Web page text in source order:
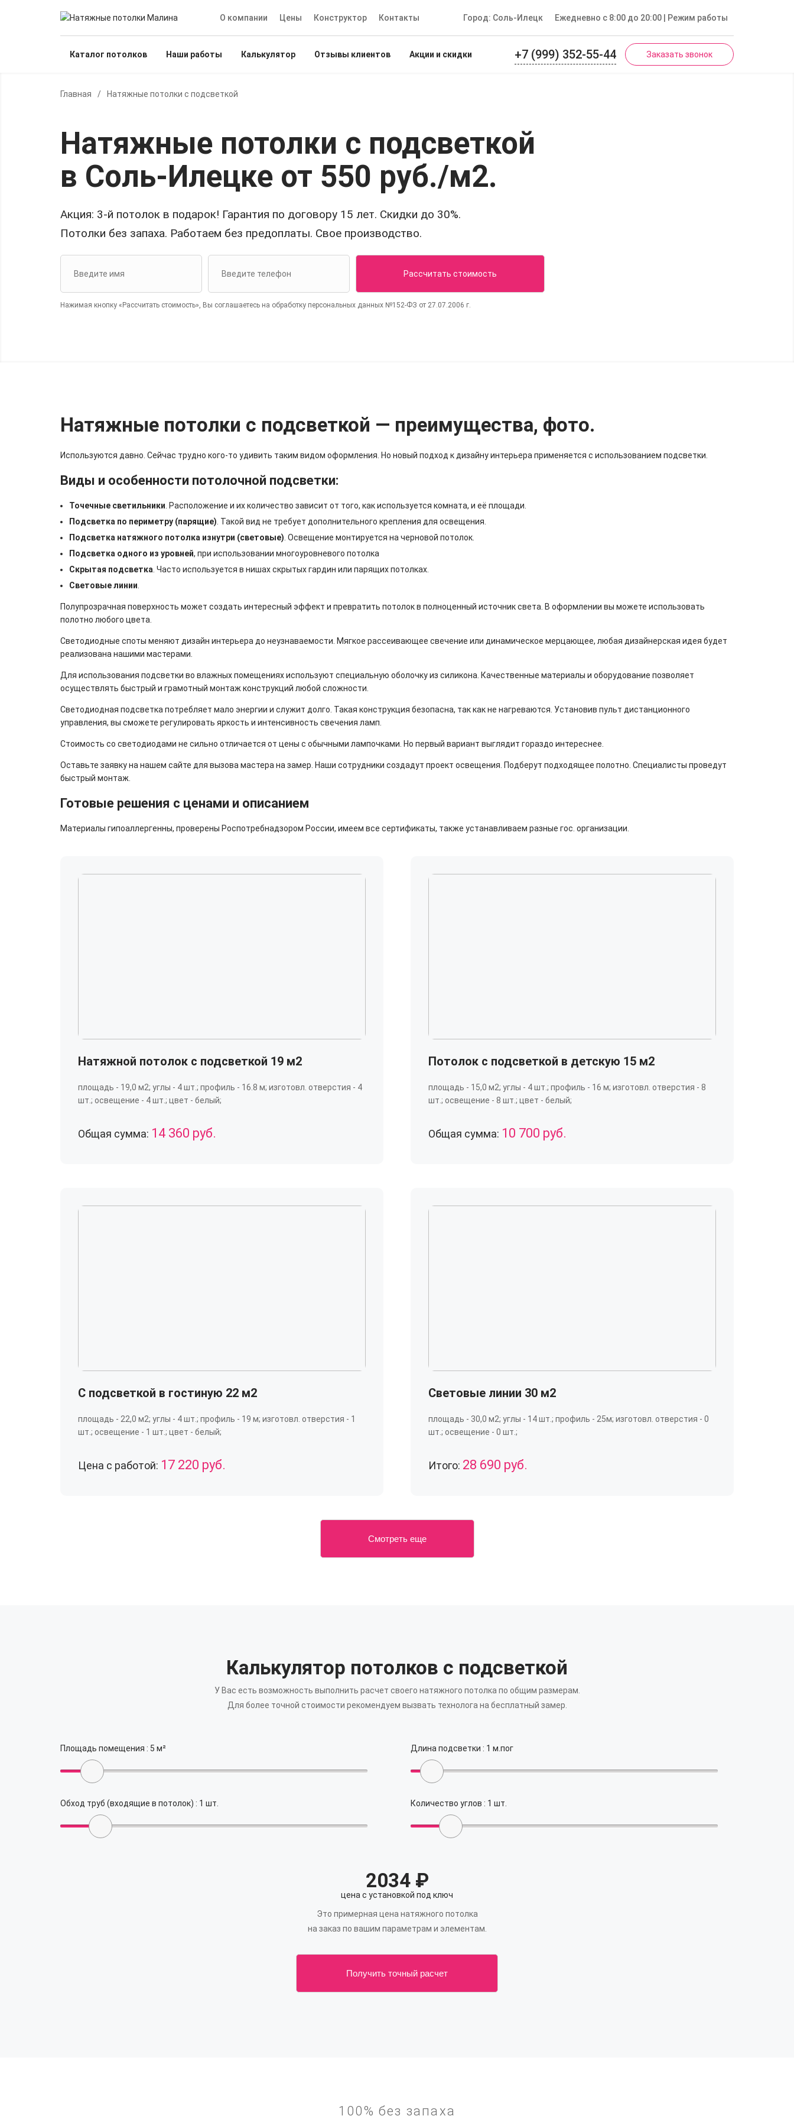
О компании Цены Конструктор Контакты Город: Соль-Илецк Ежедневно с 8:00 до 20:00 | Режим работы
Каталог потолков Наши работы Калькулятор Отзывы клиентов Акции и скидки +7 (999) 352-55-44 Заказать звонок
Главная / Натяжные потолки с подсветкой
Натяжные потолки с подсветкой
в Соль-Илецке от 550 руб./м2.
Акция: 3-й потолок в подарок! Гарантия по договору 15 лет. Скидки до 30%.
Потолки без запаха. Работаем без предоплаты. Свое производство.
Нажимая кнопку «Рассчитать стоимость», Вы соглашаетесь на обработку персональных данных №152-ФЗ от 27.07.2006 г.
Натяжные потолки с подсветкой — преимущества, фото.
Используются давно. Сейчас трудно кого-то удивить таким видом оформления. Но новый подход к дизайну интерьера применяется с использованием подсветки.
Виды и особенности потолочной подсветки:
Точечные светильники . Расположение и их количество зависит от того, как используется комната, и её площади.
Подсветка по периметру (парящие) . Такой вид не требует дополнительного крепления для освещения.
Подсветка натяжного потолка изнутри (световые) . Освещение монтируется на черновой потолок.
Подсветка одного из уровней, при использовании многоуровневого потолка
Скрытая подсветка . Часто используется в нишах скрытых гардин или парящих потолках.
Световые линии
Полупрозрачная поверхность может создать интересный эффект и превратить потолок в полноценный источник света. В оформлении вы можете использовать
полотно любого цвета.
Светодиодные споты меняют дизайн интерьера до неузнаваемости. Мягкое рассеивающее свечение или динамическое мерцающее, любая дизайнерская идея будет
реализована нашими мастерами.
Для использования подсветки во влажных помещениях используют специальную оболочку из силикона. Качественные материалы и оборудование позволяет
осуществлять быстрый и грамотный монтаж конструкций любой сложности.
Светодиодная подсветка потребляет мало энергии и служит долго. Такая конструкция безопасна, так как не нагреваются. Установив пульт дистанционного
управления, вы сможете регулировать яркость и интенсивность свечения ламп.
Стоимость со светодиодами не сильно отличается от цены с обычными лампочками. Но первый вариант выглядит гораздо интереснее.
Оставьте заявку на нашем сайте для вызова мастера на замер. Наши сотрудники создадут проект освещения. Подберут подходящее полотно. Специалисты проведут
быстрый монтаж.
Готовые решения с ценами и описанием
Материалы гипоаллергенны, проверены Роспотребнадзором России, имеем все сертификаты, также устанавливаем разные гос. организации.
Натяжной потолок с подсветкой 19 м2
площадь - 19,0 м2; углы - 4 шт.; профиль - 16.8 м; изготовл. отверстия - 4
шт.; освещение - 4 шт.; цвет - белый;
Общая сумма: 14 360 руб.
Потолок с подсветкой в детскую 15 м2
площадь - 15,0 м2; углы - 4 шт.; профиль - 16 м; изготовл. отверстия - 8
шт.; освещение - 8 шт.; цвет - белый;
Общая сумма: 10 700 руб.
С подсветкой в гостиную 22 м2
площадь - 22,0 м2; углы - 4 шт.; профиль - 19 м; изготовл. отверстия - 1
шт.; освещение - 1 шт.; цвет - белый;
Цена с работой: 17 220 руб.
Световые линии 30 м2
площадь - 30,0 м2; углы - 14 шт.; профиль - 25м; изготовл. отверстия - 0
шт.; освещение - 0 шт.;
Итого: 28 690 руб.
Смотреть еще
Калькулятор потолков с подсветкой
У Вас есть возможность выполнить расчет своего натяжного потолка по общим размерам.
Для более точной стоимости рекомендуем вызвать технолога на бесплатный замер.
Площадь помещения : 5 м² Длина подсветки : 1 м.пог
Обход труб (входящие в потолок) : 1 шт. Количество углов : 1 шт.
2034 ₽
цена с установкой под ключ
Это примерная цена натяжного потолка
на заказ по вашим параметрам и элементам.
Получить точный расчет
100% без запаха